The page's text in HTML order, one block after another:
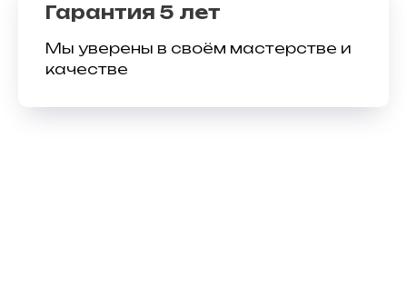
Гарантия 5 лет
Мы уверены в своём мастерстве и
качестве